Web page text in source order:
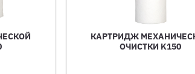
КАРТРИДЖ
ОЧИСТКИ K150